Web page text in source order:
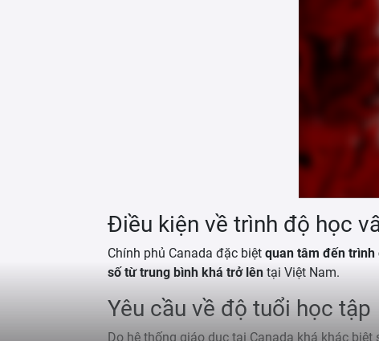
Điều kiện về trình độ học
Chính phủ Canada đặc biệtquan tâm đến trình
số từ trung bình khá trở lên tại Việt Nam.
Yêu cầu về độ tuổi học tập
Do hệ thống giáo dục tại Canada khá khác